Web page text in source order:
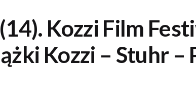
Kozzi Film
Kozzi – Stuhr –